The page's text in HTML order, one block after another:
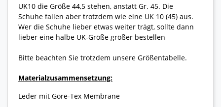
UK10 die Größe 44,5 stehen, anstatt Gr. 45. Die
Schuhe fallen aber trotzdem wie eine UK 10 (45) aus.
Wer die Schuhe lieber etwas weiter trägt, sollte dann
lieber eine halbe UK-Größe größer bestellen
Bitte beachten Sie trotzdem unsere Größentabelle.
Materialzusammensetzung:
Leder mit Gore-Tex Membrane